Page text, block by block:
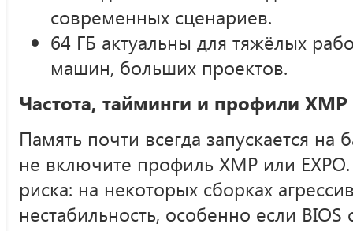
современных сценариев.
64 ГБ актуальны для тяжёлых
машин, больших проектов.
Частота, тайминги и профили XMP
Память почти всегда запускается на
не включите профиль XMP или
риска: на некоторых сборках
нестабильность, особенно если